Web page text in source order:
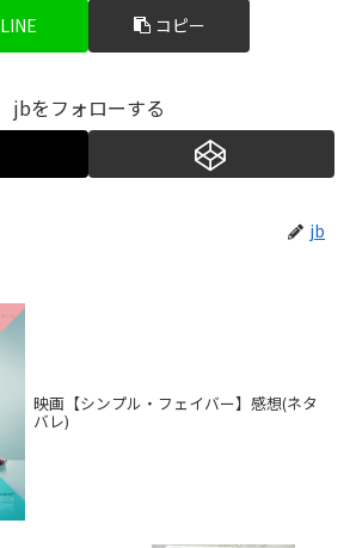
LINE コピー
jbをフォローする
jb
映画【シンプル・フェイバー】感想(ネタ
バレ)